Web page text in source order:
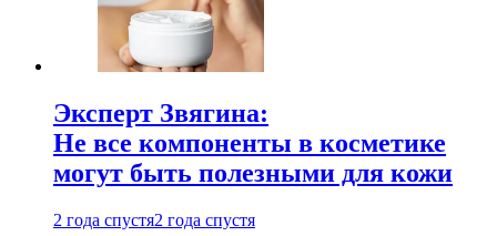
Эксперт Звягина:
Не все компоненты в косметике
могут быть полезными для кожи
2 года спустя2 года спустя